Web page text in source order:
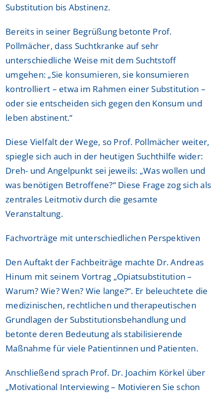
Substitution bis Abstinenz.
Bereits in seiner Begrüßung betonte Prof.
Pollmächer, dass Suchtkranke auf sehr
unterschiedliche Weise mit dem Suchtstoff
umgehen: „Sie konsumieren, sie konsumieren
kontrolliert – etwa im Rahmen einer Substitution –
oder sie entscheiden sich gegen den Konsum und
leben abstinent.“
Diese Vielfalt der Wege, so Prof. Pollmächer weiter,
spiegle sich auch in der heutigen Suchthilfe wider:
Dreh- und Angelpunkt sei jeweils: „Was wollen und
was benötigen Betroffene?“ Diese Frage zog sich als
zentrales Leitmotiv durch die gesamte
Veranstaltung.
Fachvorträge mit unterschiedlichen Perspektiven
Den Auftakt der Fachbeiträge machte Dr. Andreas
Hinum mit seinem Vortrag „Opiatsubstitution –
Warum? Wie? Wen? Wie lange?“. Er beleuchtete die
medizinischen, rechtlichen und therapeutischen
Grundlagen der Substitutionsbehandlung und
betonte deren Bedeutung als stabilisierende
Maßnahme für viele Patientinnen und Patienten.
Anschließend sprach Prof. Dr. Joachim Körkel über
„Motivational Interviewing – Motivieren Sie schon